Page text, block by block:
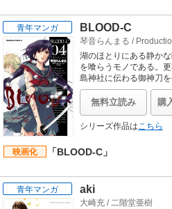
青年マンガ BLOOD-C
琴音らんまる /
湖のほとりにある静か
を喰らうモノである。
島神社に伝わる御神刀
狩る務めを果たしてい
そして大切な「約束」
もの』の正体とはなに
は!?
無料立読み 購
シリーズ作品はこちら
映画化 「BLOOD-C」
青年マンガ aki
大崎充 /二階堂亜樹